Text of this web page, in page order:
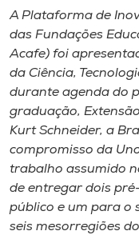
Editora
Rádio
Museu
Unoesc
Store
A Plataforma de
das Fundações
Acafe) foi
da Ciência,
durante agenda do
graduação,
Kurt Schneider, a
compromisso da
trabalho assumido
de entregar dois
público e um para o
seis mesorregiões